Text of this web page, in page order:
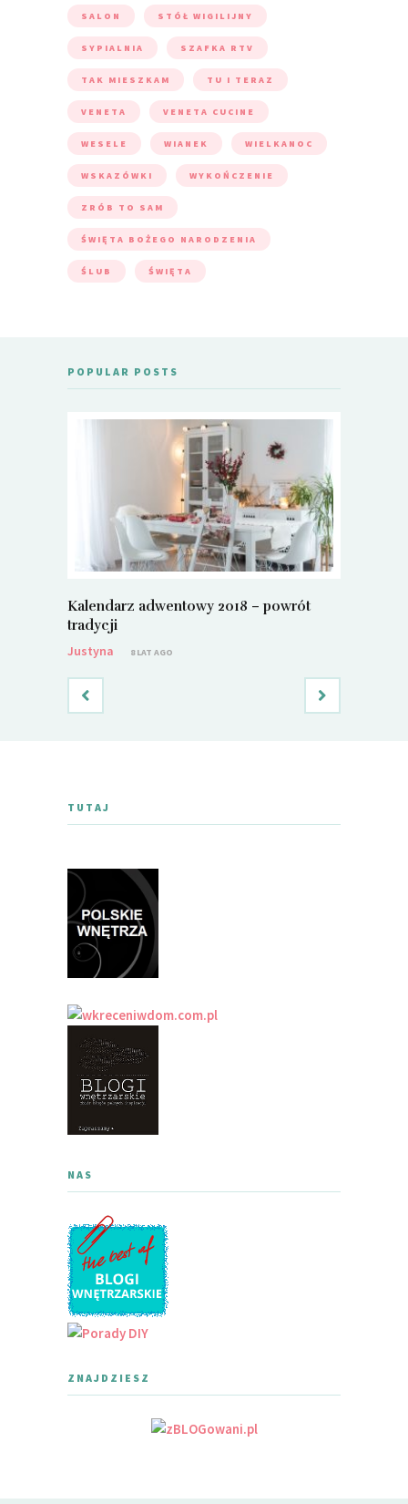
SALON STÓŁ WIGILIJNY
SYPIALNIA SZAFKA RTV
TAK MIESZKAM TU I TERAZ
VENETA VENETA CUCINE
WESELE WIANEK WIELKANOC
WSKAZÓWKI WYKOŃCZENIE
ZRÓB TO SAM
ŚWIĘTA BOŻEGO NARODZENIA
ŚLUB ŚWIĘTA
POPULAR POSTS
Kalendarz adwentowy 2018 – powrót
tradycji
Justyna
8 LAT AGO
TUTAJ
NAS
ZNAJDZIESZ